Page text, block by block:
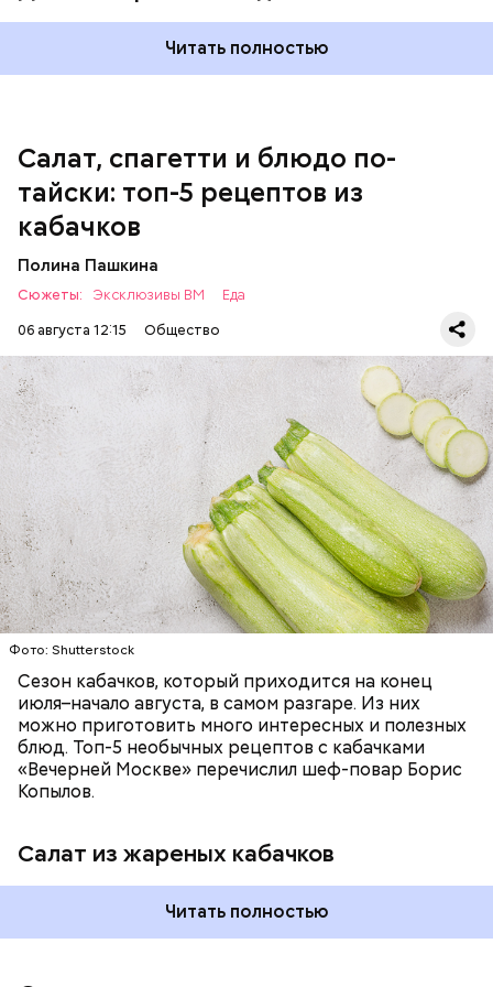
Читать полностью
Салат, спагетти и блюдо по-
тайски: топ-5 рецептов из
кабачков
Полина Пашкина
Сюжеты: Эксклюзивы ВМ
Еда
06 августа 12:15
Общество
Фото: Shutterstock
Сезон кабачков, который приходится на конец
июля–начало августа, в самом разгаре. Из них
можно приготовить много интересных и полезных
блюд. Топ-5 необычных рецептов с кабачками
«Вечерней Москве» перечислил шеф-повар Борис
Копылов.
Салат из жареных кабачков
Ингредиенты:
Читать полностью
ЕДА ОВОЩИ РЕЦЕПТЫ
ногти и оказывает омолаживающее действие;
витамин С — работает как антиоксидант,
Вред дыни
Фото: Shutterstock
Однако диетолог предупредила: не для всех дыня
может быть полезна. В первую очередь ее стоит
есть с осторожностью людям: